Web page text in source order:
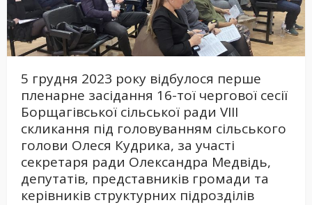
5 грудня 2023 року відбулося перше
пленарне засідання 16-тої чергової сесії
Борщагівської сільської ради VIII
скликання під головуванням сільського
голови Олеся Кудрика, за участі
секретаря ради Олександра Медвідь,
депутатів, представників громади та
керівників структурних підрозділів